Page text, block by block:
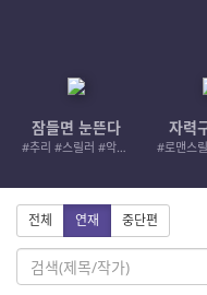
잠들면 눈뜬다
#추리 #스릴러 #악인 #로드레이지
자력
전체 연재 중단편